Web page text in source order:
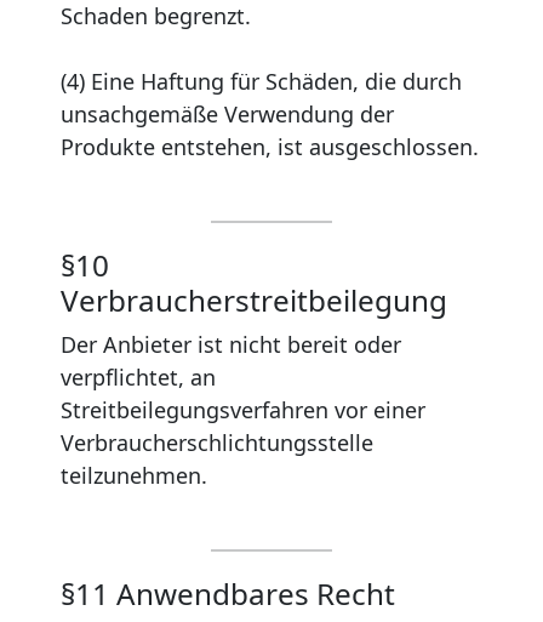
Schaden begrenzt.
(4) Eine Haftung für Schäden, die durch
unsachgemäße Verwendung der
Produkte entstehen, ist ausgeschlossen.
§10
Verbraucherstreitbeilegung
Der Anbieter ist nicht bereit oder
verpflichtet, an
Streitbeilegungsverfahren vor einer
Verbraucherschlichtungsstelle
teilzunehmen.
§11 Anwendbares Recht